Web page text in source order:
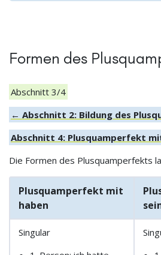
Formen des
Abschnitt 3/4
← Abschnitt 2: Bildung des
Abschnitt 4: Plusquamperfekt
Die Formen des Plusquamperfekts
Plusquamperfekt mit
haben
Singular